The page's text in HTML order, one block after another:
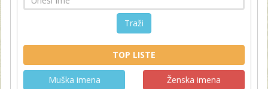
Traži
TOP LISTE
Muška imena Ženska imena